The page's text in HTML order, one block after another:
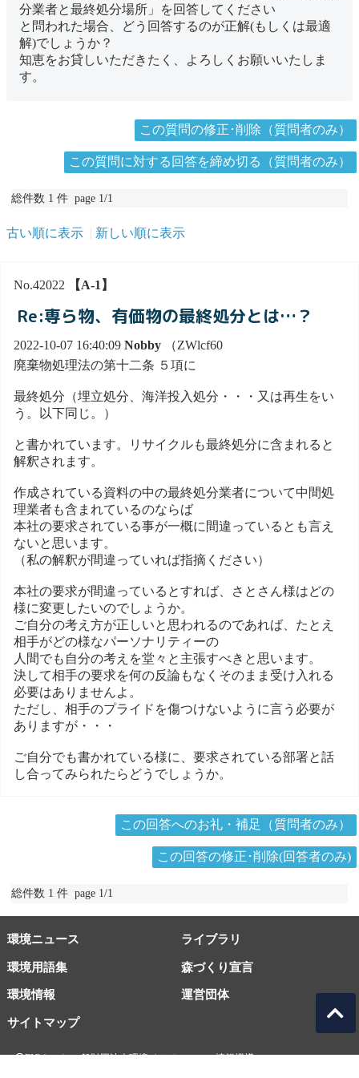
分業者と最終処分場所」を回答してください
と問われた場合、どう回答するのが正解(もしくは最適
解)でしょうか？
知恵をお貸しいただきたく、よろしくお願いいたしま
す。
この質問の修正･削除（質問者のみ）
この質問に対する回答を締め切る（質問者のみ）
総件数 1 件 page 1/1
古い順に表示 新しい順に表示
No.42022 【A-1】
Re:専ら物、有価物の最終処分とは…？
2022-10-07 16:40:09 Nobby （ZWlcf60
廃棄物処理法の第十二条 ５項に
最終処分（埋立処分、海洋投入処分・・・又は再生をい
う。以下同じ。）
と書かれています。リサイクルも最終処分に含まれると
解釈されます。
作成されている資料の中の最終処分業者について中間処
理業者も含まれているのならば
本社の要求されている事が一概に間違っているとも言え
ないと思います。
（私の解釈が間違っていれば指摘ください）
本社の要求が間違っているとすれば、さとさん様はどの
様に変更したいのでしょうか。
ご自分の考え方が正しいと思われるのであれば、たとえ
相手がどの様なパーソナリティーの
人間でも自分の考えを堂々と主張すべきと思います。
決して相手の要求を何の反論もなくそのまま受け入れる
必要はありませんよ。
ただし、相手のプライドを傷つけないように言う必要が
ありますが・・・
ご自分でも書かれている様に、要求されている部署と話
し合ってみられたらどうでしょうか。
この回答へのお礼・補足（質問者のみ）
この回答の修正･削除(回答者のみ)
総件数 1 件 page 1/1
環境ニュース ライブラリ
環境用語集 森づくり宣言
環境情報
サイトマップ
運営団体
EICネット 一般財団法人環境イノベーション情報機構